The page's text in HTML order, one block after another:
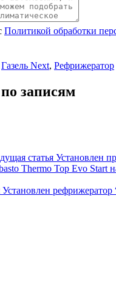
Политикой обработки
Газель Next, Рефрижератор
записям
статья Установлен
Thermo Top Evo Start
Установлен